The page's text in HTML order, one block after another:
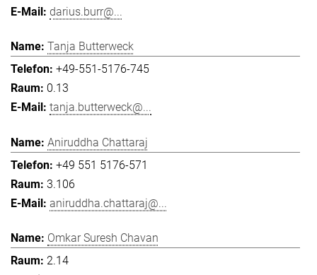
darius.burr@...
Tanja Butterweck
+49-551-5176-745
0.13
tanja.butterweck@...
Aniruddha Chattaraj
+49 551 5176-571
3.106
aniruddha.chattaraj@...
Omkar Suresh Chavan
2.14